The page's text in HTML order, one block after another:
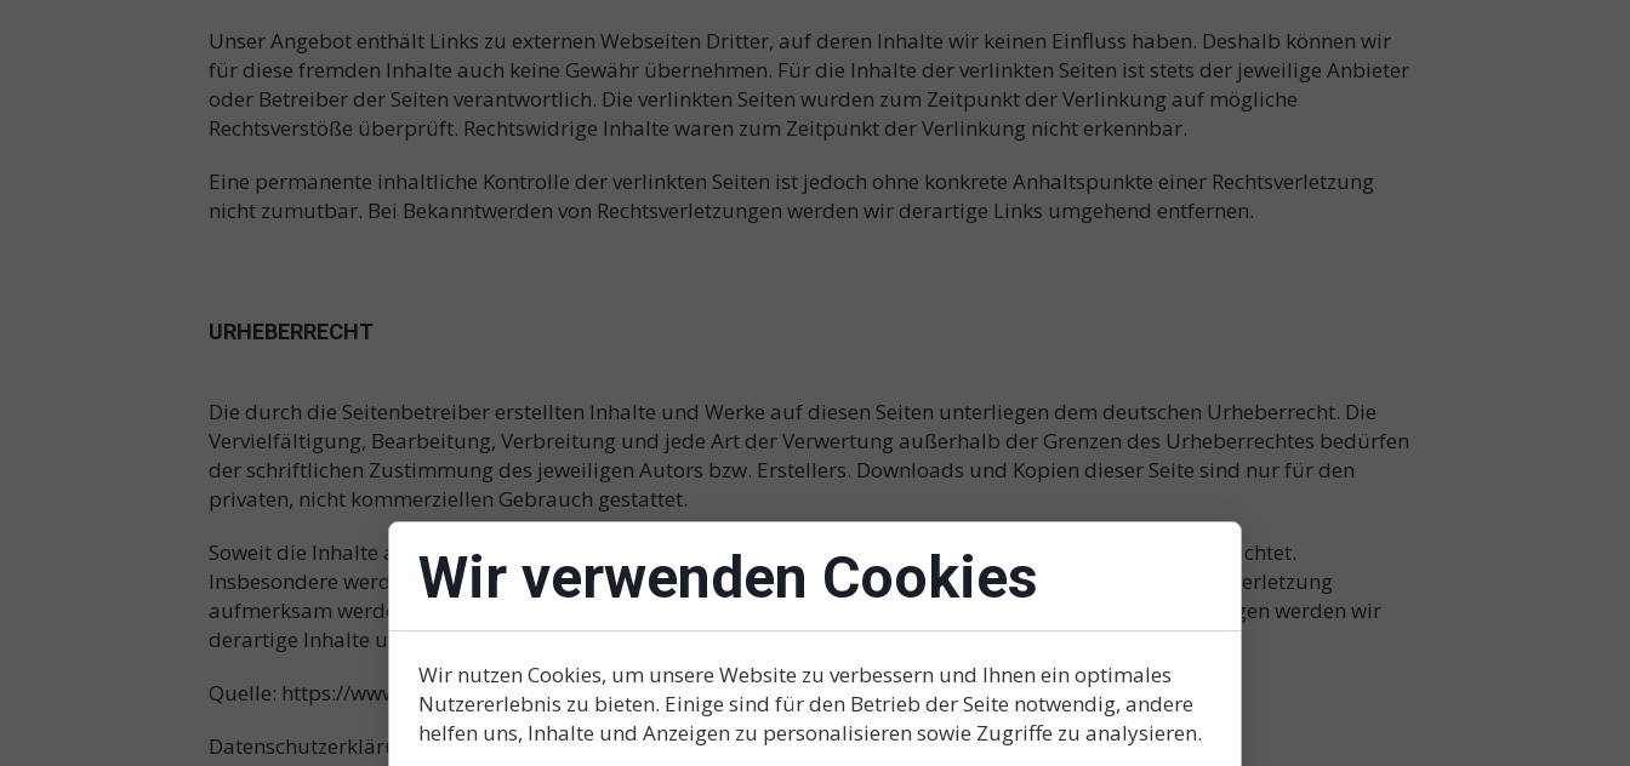
Unser Angebot enthält Links zu externen Webseiten Dritter, auf deren Inhalte wir keinen Einfluss haben. Deshalb können wir
für diese fremden Inhalte auch keine Gewähr übernehmen. Für die Inhalte der verlinkten Seiten ist stets der jeweilige Anbieter
oder Betreiber der Seiten verantwortlich. Die verlinkten Seiten wurden zum Zeitpunkt der Verlinkung auf mögliche
Rechtsverstöße überprüft. Rechtswidrige Inhalte waren zum Zeitpunkt der Verlinkung nicht erkennbar.
Eine permanente inhaltliche Kontrolle der verlinkten Seiten ist jedoch ohne konkrete Anhaltspunkte einer Rechtsverletzung
nicht zumutbar. Bei Bekanntwerden von Rechtsverletzungen werden wir derartige Links umgehend entfernen.
URHEBERRECHT
Die durch die Seitenbetreiber erstellten Inhalte und Werke auf diesen Seiten unterliegen dem deutschen Urheberrecht. Die
Vervielfältigung, Bearbeitung, Verbreitung und jede Art der Verwertung außerhalb der Grenzen des Urheberrechtes bedürfen
der schriftlichen Zustimmung des jeweiligen Autors bzw. Erstellers. Downloads und Kopien dieser Seite sind nur für den
privaten, nicht kommerziellen Gebrauch gestattet.
Soweit die Inhalte auf dieser Seite nicht vom Betreiber erstellt wurden, werden die Urheberrechte Dritter beachtet.
Insbesondere werden Inhalte Dritter als solche gekennzeichnet. Sollten Sie trotzdem auf eine Urheberrechtsverletzung
aufmerksam werden, bitten wir um einen entsprechenden Hinweis. Bei Bekanntwerden von Rechtsverletzungen werden wir
derartige Inhalte umgehend entfernen.
Quelle: https://www.e-recht24.de/impressum-generator.html
Datenschutzerklärung
Wir verwenden Cookies
Wir nutzen Cookies, um unsere Website zu verbessern und Ihnen ein optimales
Nutzererlebnis zu bieten. Einige sind für den Betrieb der Seite notwendig, andere
helfen uns, Inhalte und Anzeigen zu personalisieren sowie Zugriffe zu analysieren.